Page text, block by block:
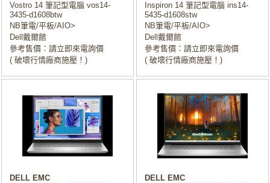
Vostro 14 筆記型電腦 vos14-
3435-d1608btw
NB筆電/平板/AIO>
Dell戴爾館
參考售價：請立即來電詢價
( 破壞行情廠商施壓！)
Inspiron 14 筆記型電腦 ins14-
5435-d1608stw
NB筆電/平板/AIO>
Dell戴爾館
參考售價：請立即來電詢價
( 破壞行情廠商施壓！)
DELL EMC
DELL EMC